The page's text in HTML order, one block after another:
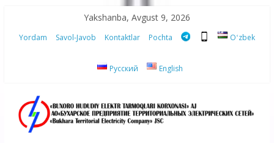
content
Yakshanba, Avgust 9, 2026
Yordam Savol-Javob Kontaktlar Pochta Oʻzbek
Русский English